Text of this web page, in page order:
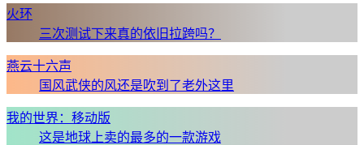
火环
三次测试下来真的依旧拉跨吗？
燕云十六声
国风武侠的风还是吹到了老外这里
我的世界：移动版
这是地球上卖的最多的一款游戏